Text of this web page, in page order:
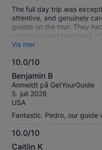
The full day trip was
attentive, and genuinely
guests on the tour. They
communicated them well, I
the day in all of the settings
creatures and soaked in all
Vis mer
10.0/10
10.0
av
10
Benjamin B
Anmeldt på GetYourGuide
5. juli 2026
USA
Fantastic. Pedro, our guide
10.0/10
10.0
Caitlin K